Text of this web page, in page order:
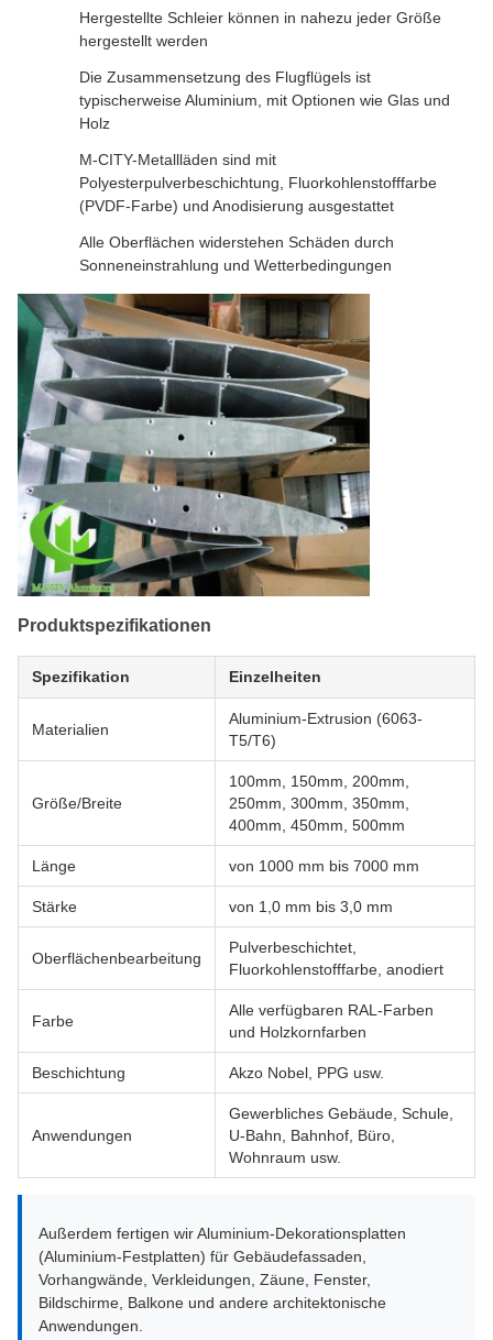
Hergestellte Schleier können in nahezu jeder Größe
hergestellt werden
Die Zusammensetzung des Flugflügels ist
typischerweise Aluminium, mit Optionen wie Glas und
Holz
M-CITY-Metallläden sind mit
Polyesterpulverbeschichtung, Fluorkohlenstofffarbe
(PVDF-Farbe) und Anodisierung ausgestattet
Alle Oberflächen widerstehen Schäden durch
Sonneneinstrahlung und Wetterbedingungen
Produktspezifikationen
Spezifikation Einzelheiten
Materialien
Aluminium-Extrusion (6063-
T5/T6)
Größe/Breite
100mm, 150mm, 200mm,
250mm, 300mm, 350mm,
400mm, 450mm, 500mm
Länge von 1000 mm bis 7000 mm
Stärke von 1,0 mm bis 3,0 mm
Oberflächenbearbeitung
Pulverbeschichtet,
Fluorkohlenstofffarbe, anodiert
Farbe
Alle verfügbaren RAL-Farben
und Holzkornfarben
Beschichtung Akzo Nobel, PPG usw.
Anwendungen
Gewerbliches Gebäude, Schule,
U-Bahn, Bahnhof, Büro,
Wohnraum usw.
Außerdem fertigen wir Aluminium-Dekorationsplatten
(Aluminium-Festplatten) für Gebäudefassaden,
Vorhangwände, Verkleidungen, Zäune, Fenster,
Bildschirme, Balkone und andere architektonische
Anwendungen.